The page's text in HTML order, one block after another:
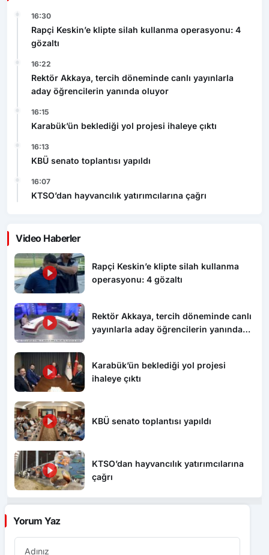
16:30
Rapçi Keskin’e klipte silah kullanma operasyonu: 4
gözaltı
16:22
Rektör Akkaya, tercih döneminde canlı yayınlarla
aday öğrencilerin yanında oluyor
16:15
Karabük’ün beklediği yol projesi ihaleye çıktı
16:13
KBÜ senato toplantısı yapıldı
16:07
KTSO’dan hayvancılık yatırımcılarına çağrı
Video Haberler
Rapçi Keskin’e klipte silah kullanma
operasyonu: 4 gözaltı
Rektör Akkaya, tercih döneminde canlı
yayınlarla aday öğrencilerin yanında
Karabük’ün beklediği yol projesi
ihaleye çıktı
KBÜ senato toplantısı yapıldı
KTSO’dan hayvancılık yatırımcılarına
çağrı
Yorum Yaz